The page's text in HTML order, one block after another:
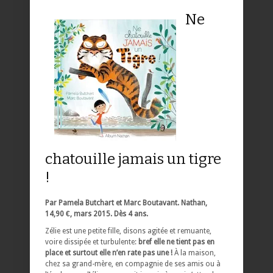
Ne
chatouille jamais un tigre
!
Par Pamela Butchart et Marc Boutavant. Nathan,
14,90 €, mars 2015. Dès 4 ans.
Zélie est une petite fille, disons agitée et remuante,
voire dissipée et turbulente: bref elle ne tient pas en
place et surtout elle n’en rate pas une ! À la maison,
chez sa grand-mère, en compagnie de ses amis ou à